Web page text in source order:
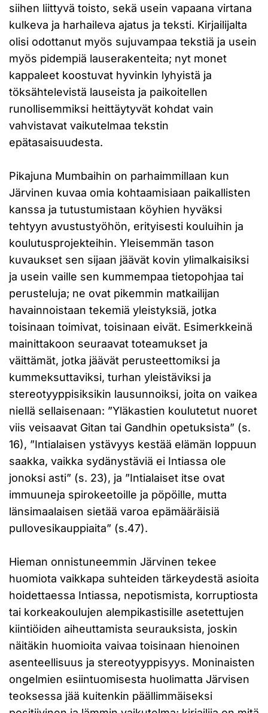
siihen liittyvä toisto, sekä usein vapaana virtana
kulkeva ja harhaileva ajatus ja teksti. Kirjailijalta
olisi odottanut myös sujuvampaa tekstiä ja usein
myös pidempiä lauserakenteita; nyt monet
kappaleet koostuvat hyvinkin lyhyistä ja
töksähtelevistä lauseista ja paikoitellen
runollisemmiksi heittäytyvät kohdat vain
vahvistavat vaikutelmaa tekstin
epätasaisuudesta.
Pikajuna Mumbaihin on parhaimmillaan kun
Järvinen kuvaa omia kohtaamisiaan paikallisten
kanssa ja tutustumistaan köyhien hyväksi
tehtyyn avustustyöhön, erityisesti kouluihin ja
koulutusprojekteihin. Yleisemmän tason
kuvaukset sen sijaan jäävät kovin ylimalkaisiksi
ja usein vaille sen kummempaa tietopohjaa tai
perusteluja; ne ovat pikemmin matkailijan
havainnoistaan tekemiä yleistyksiä, jotka
toisinaan toimivat, toisinaan eivät. Esimerkkeinä
mainittakoon seuraavat toteamukset ja
väittämät, jotka jäävät perusteettomiksi ja
kummeksuttaviksi, turhan yleistäviksi ja
stereotyyppisiksikin lausunnoiksi, joita on vaikea
niellä sellaisenaan: ”Yläkastien koulutetut nuoret
viis veisaavat Gitan tai Gandhin opetuksista” (s.
16), ”Intialaisen ystävyys kestää elämän loppuun
saakka, vaikka sydänystäviä ei Intiassa ole
jonoksi asti” (s. 23), ja ”Intialaiset itse ovat
immuuneja spirokeetoille ja pöpöille, mutta
länsimaalaisen sietää varoa epämääräisiä
pullovesikauppiaita” (s.47).
Hieman onnistuneemmin Järvinen tekee
huomiota vaikkapa suhteiden tärkeydestä asioita
hoidettaessa Intiassa, nepotismista, korruptiosta
tai korkeakoulujen alempikastisille asetettujen
kiintiöiden aiheuttamista seurauksista, joskin
näitäkin huomioita vaivaa toisinaan hienoinen
asenteellisuus ja stereotyyppisyys. Moninaisten
ongelmien esiintuomisesta huolimatta Järvisen
teoksessa jää kuitenkin päällimmäiseksi